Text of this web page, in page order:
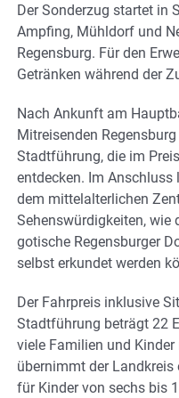
Der Sonderzug startet in
Ampfing, Mühldorf und
Regensburg. Für den
Getränken während der
Nach Ankunft am
Mitreisenden
Stadtführung, die im
entdecken. Im Anschluss
dem mittelalterlichen
Sehenswürdigkeiten, wie
gotische Regensburger
selbst erkundet werden
Der Fahrpreis inklusive
Stadtführung beträgt 22
viele Familien und
übernimmt der Landkreis
für Kinder von sechs bis